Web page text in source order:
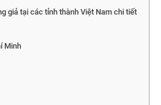
giả tại các tỉnh thành Việt Nam chi tiết
Minh